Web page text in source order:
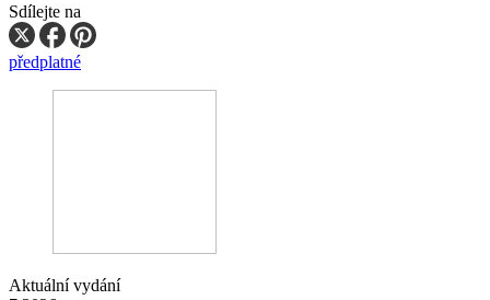
Sdílejte na
předplatné
Aktuální vydání